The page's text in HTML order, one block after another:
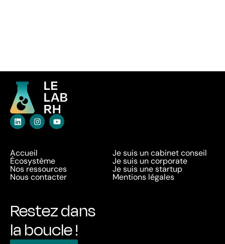
Accueil
Écosystème
Nos ressources
Nous contacter
Je suis un cabinet conseil
Je suis un corporate
Je suis une startup
Mentions légales
Restez dans
la boucle !